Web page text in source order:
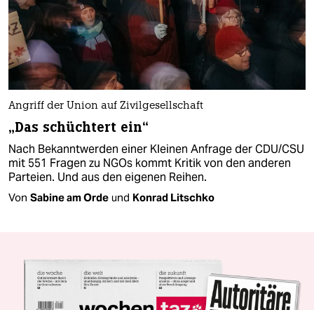
Angriff der Union auf Zivilgesellschaft
„Das schüchtert ein“
Nach Bekanntwerden einer Kleinen Anfrage der CDU/CSU
mit 551 Fragen zu NGOs kommt Kritik von den anderen
Parteien. Und aus den eigenen Reihen.
Von Sabine am Orde und Konrad Litschko